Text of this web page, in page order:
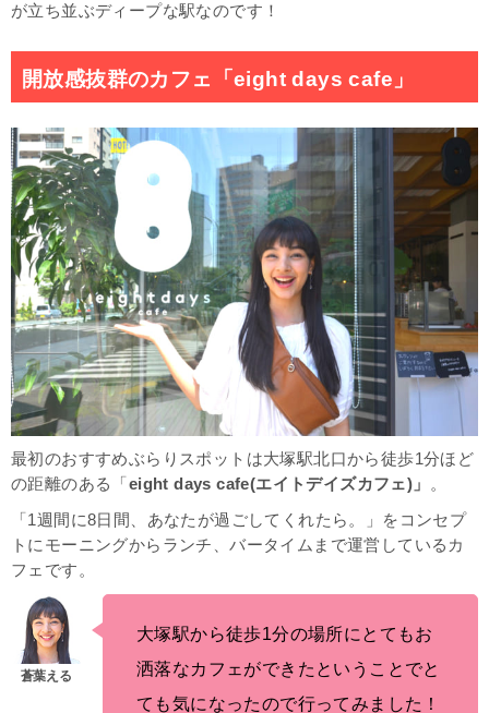
が立ち並ぶディープな駅なのです！
開放感抜群のカフェ「eight days cafe」
最初のおすすめぶらりスポットは大塚駅北口から徒歩1分ほど
の距離のある「 eight days cafe(エイトデイズカフェ)」 。
「1週間に8日間、あなたが過ごしてくれたら。」をコンセプ
トにモーニングからランチ、バータイムまで運営しているカ
フェです。
大塚駅から徒歩1分の場所にとてもお
洒落なカフェができたということでと
ても気になったので行ってみました！